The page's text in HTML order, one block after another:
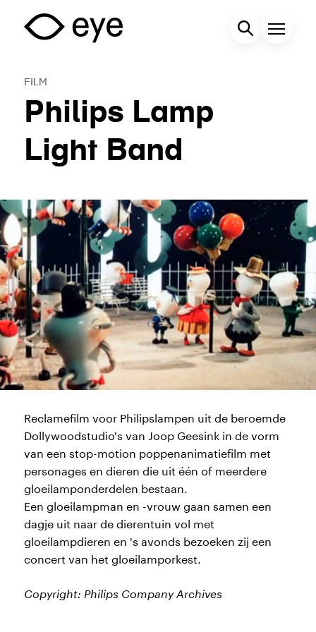
Overslaan
inhoud
gaan
ZoekveldMenu
Philips Lamp
Light Band
FILM
Reclamefilm voor Philipslampen uit de beroemde
Dollywoodstudio's van Joop Geesink in de vorm
van een stop-motion poppenanimatiefilm met
personages en dieren die uit één of meerdere
gloeilamponderdelen bestaan.
Een gloeilampman en -vrouw gaan samen een
dagje uit naar de dierentuin vol met
gloeilampdieren en 's avonds bezoeken zij een
concert van het gloeilamporkest.
Copyright: Philips Company Archives